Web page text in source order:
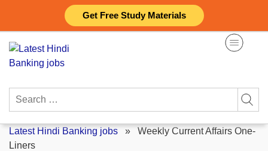
Get Free Study Materials
content
Search
Latest Hindi Banking jobs » Weekly Current Affairs One-
Liners